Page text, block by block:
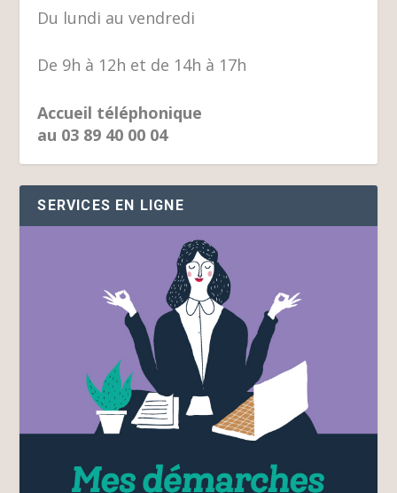
Du lundi au vendredi
De 9h à 12h et de 14h à 17h
Accueil téléphonique
au 03 89 40 00 04
SERVICES EN LIGNE